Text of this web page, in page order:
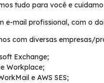
tudo para você e
e-mail profissional, com o
com diversas empresas/
Exchange;
Workplace;
e AWS SES;